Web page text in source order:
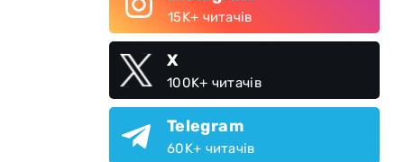
15K+ читачів
X
100K+ читачів
Telegram
60K+ читачів